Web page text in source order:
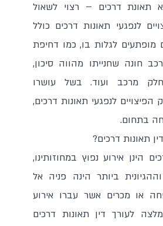
תאונת דרכים – רצוי לשאול
לנפגעי תאונות דרכים כולל
מופתעים לגלות בו, כמו דחיפת
חונה שחנייתו מהווה סיכון,
מרכב ועוד. בשל עושרו
הפיצויים לנפגעי תאונות דרכים,
בתחום.
תאונות דרכים?
הינן אירוע נפוץ במחוזותינו,
ביותר הינה פניה אל
או מכרים אשר עברו אירוע
לעורך דין תאונות דרכים